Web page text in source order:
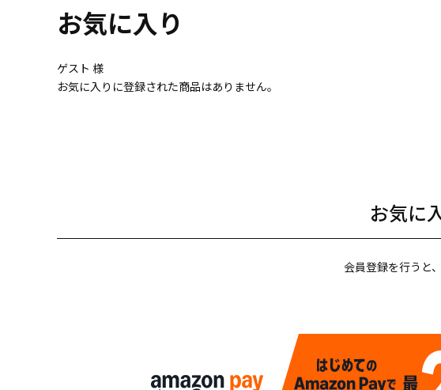
お気に入り
ゲスト 様
お気に入りに登録された商品はありません。
お気に
会員登録を行うと